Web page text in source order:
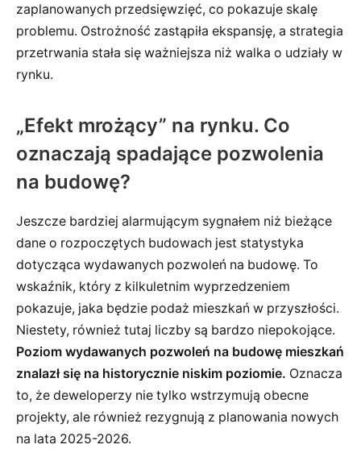
zaplanowanych przedsięwzięć, co pokazuje skalę
problemu. Ostrożność zastąpiła ekspansję, a strategia
przetrwania stała się ważniejsza niż walka o udziały w
rynku.
„Efekt mrożący” na rynku. Co
oznaczają spadające pozwolenia
na budowę?
Jeszcze bardziej alarmującym sygnałem niż bieżące
dane o rozpoczętych budowach jest statystyka
dotycząca wydawanych pozwoleń na budowę. To
wskaźnik, który z kilkuletnim wyprzedzeniem
pokazuje, jaka będzie podaż mieszkań w przyszłości.
Niestety, również tutaj liczby są bardzo niepokojące.
Poziom wydawanych pozwoleń na budowę mieszkań
znalazł się na historycznie niskim poziomie. Oznacza
to, że deweloperzy nie tylko wstrzymują obecne
projekty, ale również rezygnują z planowania nowych
na lata 2025-2026.